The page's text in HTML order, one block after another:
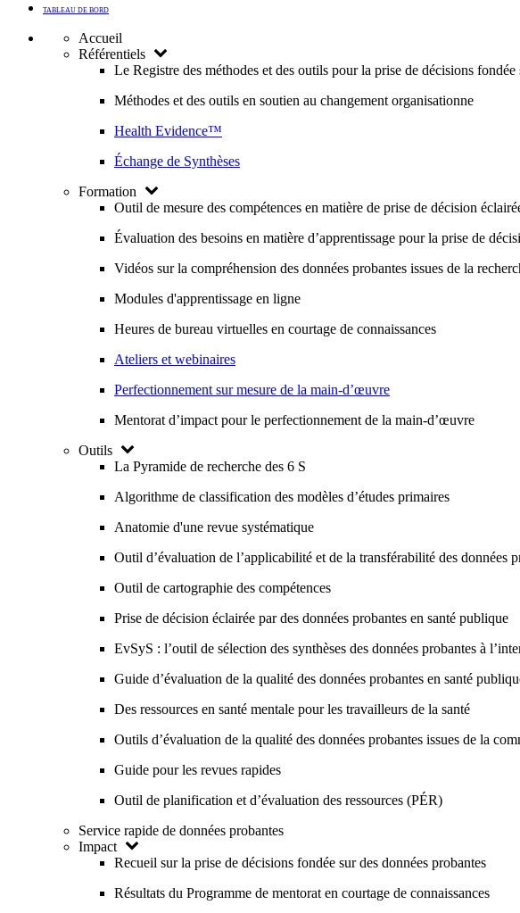
TABLEAU DE BORD
Accueil
Référentiels
Le Registre des méthodes et des outils pour la prise de décisions fondée
Méthodes et des outils en soutien au changement organisationne
Health Evidence™
Échange de Synthèses
Formation
Outil de mesure des compétences en matière de prise de décision
Évaluation des besoins en matière d’apprentissage pour la prise de
Vidéos sur la compréhension des données probantes issues de la
Modules d'apprentissage en ligne
Heures de bureau virtuelles en courtage de connaissances
Ateliers et webinaires
Perfectionnement sur mesure de la main-d’œuvre
Mentorat d’impact pour le perfectionnement de la main-d’œuvre
Outils
La Pyramide de recherche des 6 S
Algorithme de classification des modèles d’études primaires
Anatomie d'une revue systématique
Outil d’évaluation de l’applicabilité et de la transférabilité des données
Outil de cartographie des compétences
Prise de décision éclairée par des données probantes en santé publique
EvSyS : l’outil de sélection des synthèses des données probantes à
Guide d’évaluation de la qualité des données probantes en santé
Des ressources en santé mentale pour les travailleurs de la santé
Outils d’évaluation de la qualité des données probantes issues de la
Guide pour les revues rapides
Outil de planification et d’évaluation des ressources (PÉR)
Service rapide de données probantes
Impact
Recueil sur la prise de décisions fondée sur des données probantes
Résultats du Programme de mentorat en courtage de connaissances